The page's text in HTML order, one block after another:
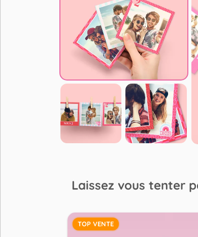
Laissez vous tenter
TOP VENTE